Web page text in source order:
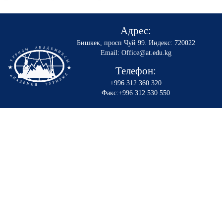
Адрес:
Бишкек, просп Чуй 99. Индекс: 720022
Email: Office@at.edu.kg
Телефон:
+996 312 360 320
Факс:+996 312 530 550